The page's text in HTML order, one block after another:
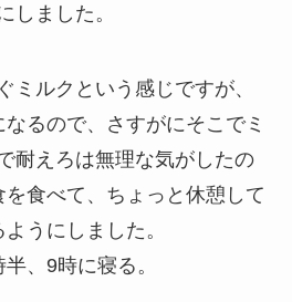
しました。
ミルクという感じですが、
るので、さすがにそこでミ
耐えろは無理な気がしたの
食べて、ちょっと休憩して
うにしました。
、9時に寝る。